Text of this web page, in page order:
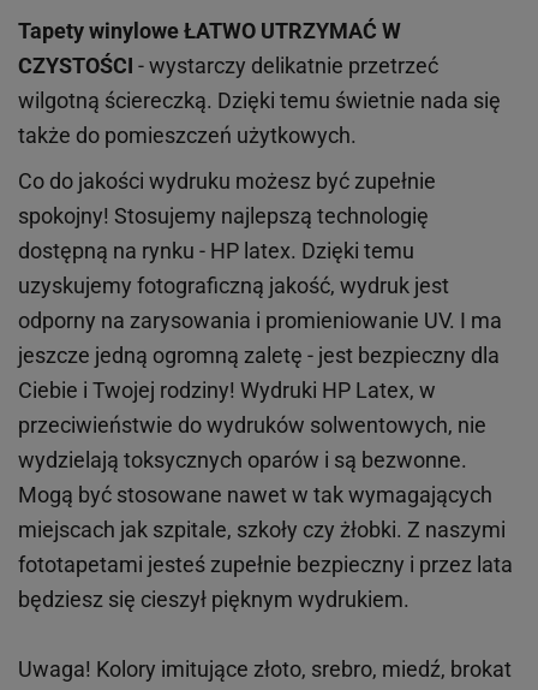
Tapety winyloweŁATWO UTRZYMAĆ W
CZYSTOŚCI - wystarczy delikatnie przetrzeć
wilgotną ściereczką. Dzięki temu świetnie nada się
także do pomieszczeń użytkowych.
Co do jakości wydruku możesz być zupełnie
spokojny! Stosujemy najlepszą technologię
dostępną na rynku - HP latex. Dzięki temu
uzyskujemy fotograficzną jakość, wydruk jest
odporny na zarysowania i promieniowanie UV. I ma
jeszcze jedną ogromną zaletę - jest bezpieczny dla
Ciebie i Twojej rodziny! Wydruki HP Latex, w
przeciwieństwie do wydruków solwentowych, nie
wydzielają toksycznych oparów i są bezwonne.
Mogą być stosowane nawet w tak wymagających
miejscach jak szpitale, szkoły czy żłobki. Z naszymi
fototapetami jesteś zupełnie bezpieczny i przez lata
będziesz się cieszył pięknym wydrukiem.
Uwaga! Kolory imitujące złoto, srebro, miedź, brokat